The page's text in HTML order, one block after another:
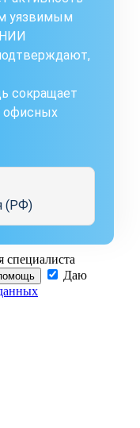
уязвимым
сокращает
офисных
(РФ)
специалиста
Даю